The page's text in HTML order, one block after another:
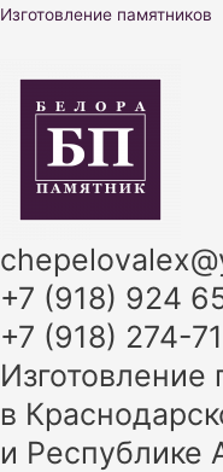
Перейти
Изготовление памятников
+7 (918) 924
+7 (918) 274-
Изготовление
в
и Республике